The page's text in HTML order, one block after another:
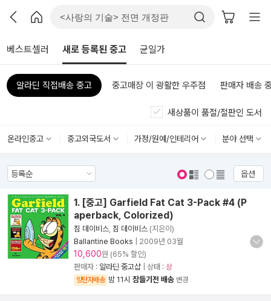
베스트셀러 새로 등록된 중고 균일가
알라딘 직접배송 중고 중고매장 이 광활한 우주점 판매자 배송
새상품이 품절/절판인 도서
온라인중고 중고외국도서 가정/원예/인테리어 분야 선택
옵션
1. [중고] Garfield Fat Cat 3-Pack #4 (P
aperback, Colorized)
짐 데이비스 짐 데이비스 (지은이)
Ballantine Books
2009년 03월
10,600원 (65% 할인)
판매자 : 알라딘 중고샵 | 상태 : 상
양탄자배송 밤 11시 잠들기전 배송 변경